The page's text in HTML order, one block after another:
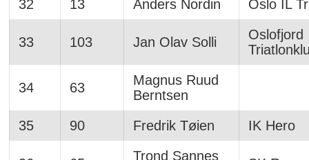
32 13 Anders Nordin Oslo IL
33 103 Jan Olav Solli
Oslofjord
34 63
Magnus Ruud
Berntsen
35
90 Fredrik Tøien IK Hero
Trond Sannes